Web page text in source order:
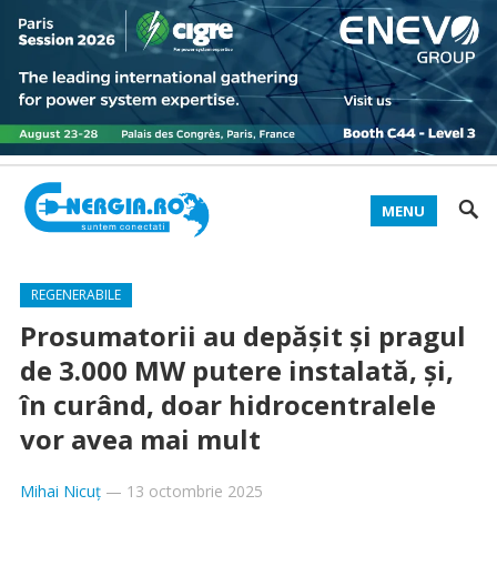
MENU
REGENERABILE
Prosumatorii au depășit și pragul
de 3.000 MW putere instalată, și,
în curând, doar hidrocentralele
vor avea mai mult
Mihai Nicuț— 13 octombrie 2025